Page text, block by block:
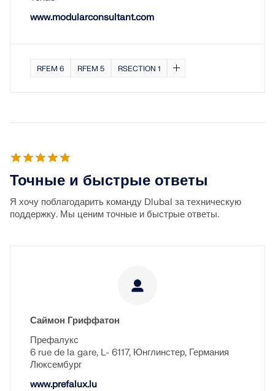
www.modularconsultant.com
RFEM 6 RFEM 5 RSECTION 1
Точные и быстрые ответы
Я хочу поблагодарить команду Dlubal за техническую
поддержку. Мы ценим точные и быстрые ответы.
Саймон Гриффатон
Префалукс
6 rue de la gare, L- 6117, Юнглинстер, Германия
Люксембург
www.prefalux.lu